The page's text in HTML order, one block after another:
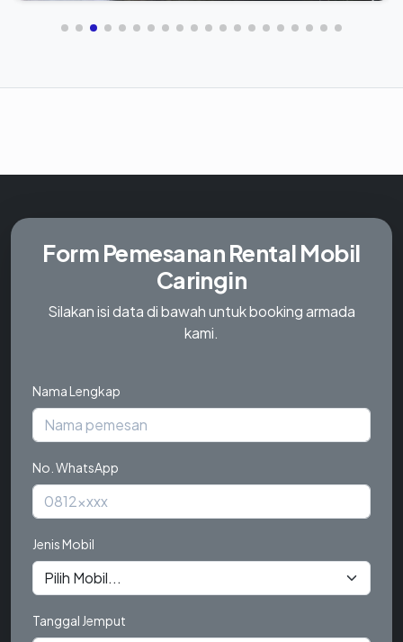
Form PemesananRental Mobil
Caringin
Silakan isi data di bawah untuk booking armada
kami.
Nama Lengkap
No. WhatsApp
Jenis Mobil
Tanggal Jemput